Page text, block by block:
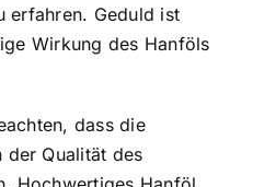
erfahren. Geduld ist
Wirkung des Hanföls
dass die
Qualität des